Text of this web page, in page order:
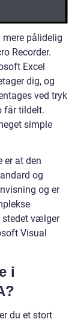
pålidelig
Recorder.
Excel
dig, og
ved tryk
får tildelt.
simple
er at den
og
og er
stedet vælger
Visual
i
du et stort